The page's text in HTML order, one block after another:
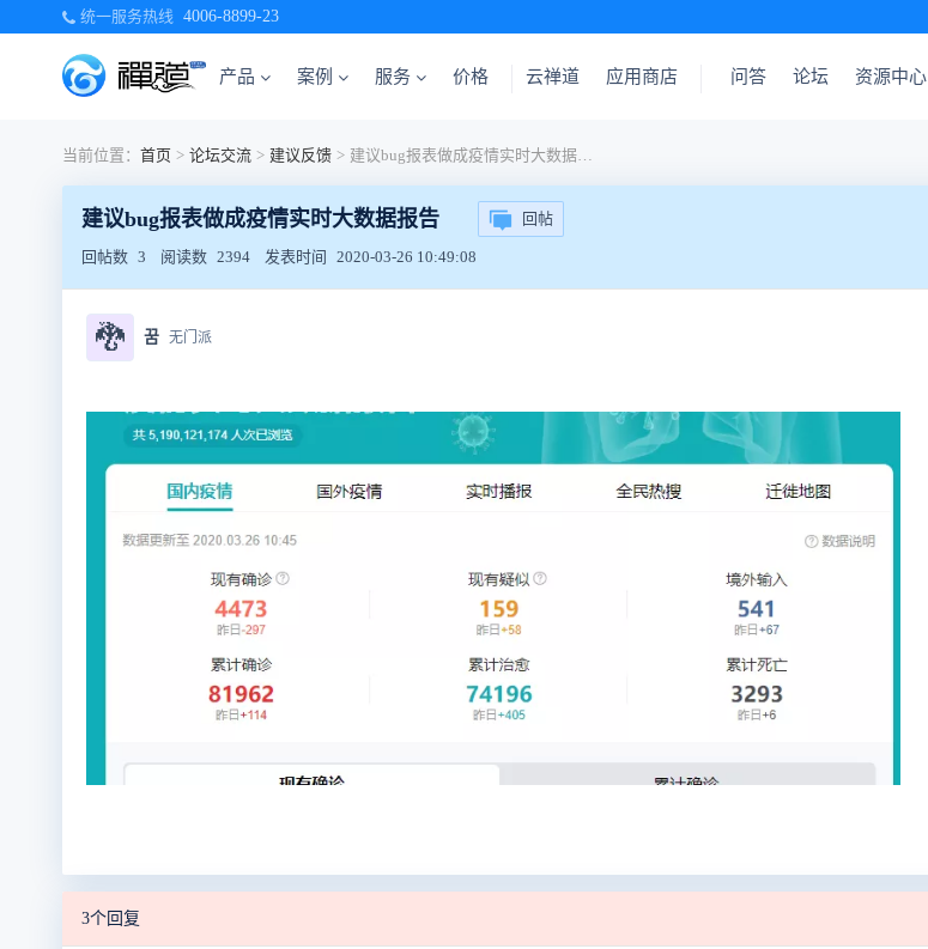
统一服务热线 4006-8899-23
产品 案例 服务 价格 云禅道 应用商店 问答 论坛 资源中心
当前位置： 首页 > 论坛交流 > 建议反馈 > 建议bug报表做成疫情实时大数据报告
建议bug报表做成疫情实时大数据报告 回帖
回帖数 3 阅读数 2394 发表时间 2020-03-26 10:49:08
🐉 꿈 无门派
3个回复